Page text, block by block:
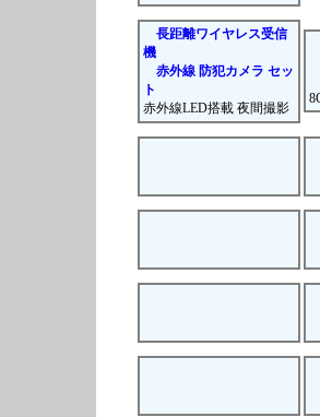
長距離ワイヤレス受信
機
赤外線 防犯カメラ セッ
ト
赤外線LED搭載 夜間撮影